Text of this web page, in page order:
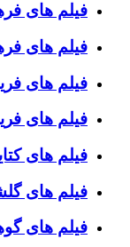
فیلم های
فیلم های
فیلم های
فیلم های
فیلم های
فیلم های
فیلم های